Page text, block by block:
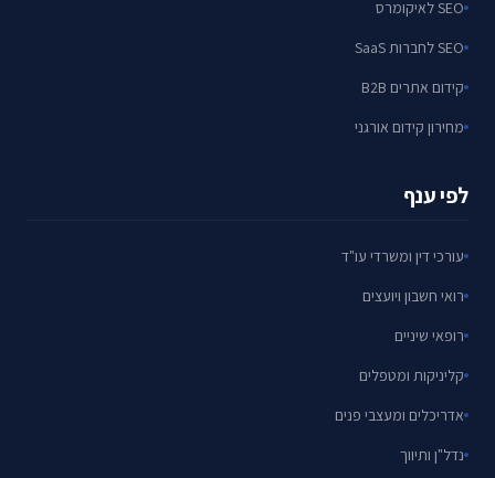
SEO לאיקומרס
SEO לחברות SaaS
קידום אתרים B2B
מחירון קידום אורגני
לפי ענף
עורכי דין ומשרדי עו"ד
רואי חשבון ויועצים
רופאי שיניים
קליניקות ומטפלים
אדריכלים ומעצבי פנים
נדל"ן ותיווך